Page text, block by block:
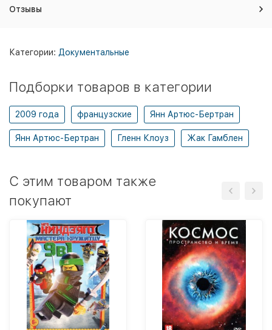
Отзывы
Категории: Документальные
Подборки товаров в категории
2009 года французские Янн Артюс-Бертран
Янн Артюс-Бертран Гленн Клоуз Жак Гамблен
C этим товаром также
покупают